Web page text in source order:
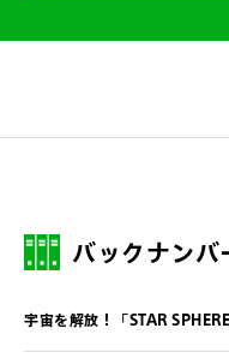
バックナンバ
宇宙を解放！「STAR